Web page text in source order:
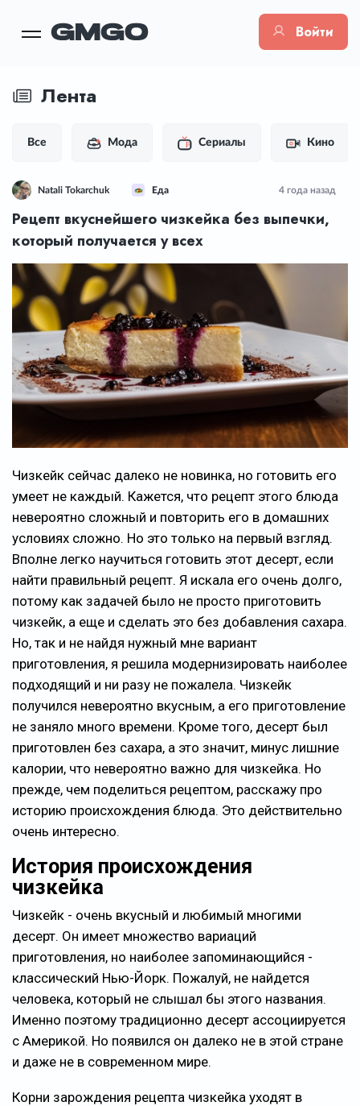
Войти
Лента
Все Мода Сериалы Кино
Natali Tokarchuk Еда 4 года назад
Рецепт вкуснейшего чизкейка без выпечки,
который получается у всех
Чизкейк сейчас далеко не новинка, но готовить его
умеет не каждый. Кажется, что рецепт этого блюда
невероятно сложный и повторить его в домашних
условиях сложно. Но это только на первый взгляд.
Вполне легко научиться готовить этот десерт, если
найти правильный рецепт. Я искала его очень долго,
потому как задачей было не просто приготовить
чизкейк, а еще и сделать это без добавления сахара.
Но, так и не найдя нужный мне вариант
приготовления, я решила модернизировать наиболее
подходящий и ни разу не пожалела. Чизкейк
получился невероятно вкусным, а его приготовление
не заняло много времени. Кроме того, десерт был
приготовлен без сахара, а это значит, минус лишние
калории, что невероятно важно для чизкейка. Но
прежде, чем поделиться рецептом, расскажу про
историю происхождения блюда. Это действительно
очень интересно.
История происхождения
чизкейка
Чизкейк - очень вкусный и любимый многими
десерт. Он имеет множество вариаций
приготовления, но наиболее запоминающийся -
классический Нью-Йорк. Пожалуй, не найдется
человека, который не слышал бы этого названия.
Именно поэтому традиционно десерт ассоциируется
с Америкой. Но появился он далеко не в этой стране
и даже не в современном мире.
Корни зарождения рецепта чизкейка уходят в